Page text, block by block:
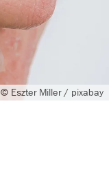
© Eszter Miller / pixabay